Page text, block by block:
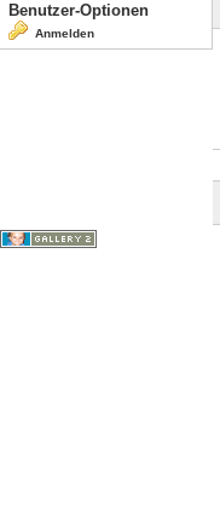
Benutzer-Optionen
Anmelden